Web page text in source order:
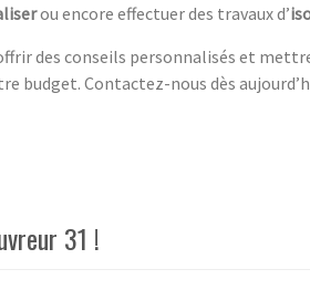
ou encore effectuer des travaux d’
des conseils personnalisés et
budget. Contactez-nous dès
31 !